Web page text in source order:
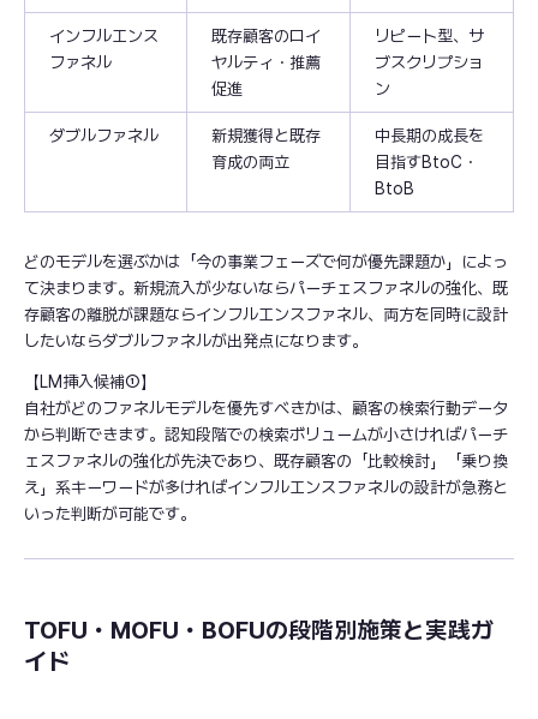
インフルエンス
ファネル
既存顧客のロイ
ヤルティ・推薦
促進
リピート型、サ
ブスクリプショ
ン
ダブルファネル
新規獲得と既存
育成の両立
中長期の成長を
目指すBtoC・
BtoB
どのモデルを選ぶかは「今の事業フェーズで何が優先課題か」によっ
て決まります。新規流入が少ないならパーチェスファネルの強化、既
存顧客の離脱が課題ならインフルエンスファネル、両方を同時に設計
したいならダブルファネルが出発点になります。
【LM挿入候補①】
自社がどのファネルモデルを優先すべきかは、顧客の検索行動データ
から判断できます。認知段階での検索ボリュームが小さければパーチ
ェスファネルの強化が先決であり、既存顧客の「比較検討」「乗り換
え」系キーワードが多ければインフルエンスファネルの設計が急務と
いった判断が可能です。
TOFU・MOFU・BOFUの段階別施策と実践ガ
イド